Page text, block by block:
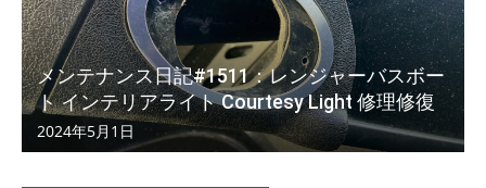
メンテナンス日記#1511：レンジャーバスボー
ト インテリアライト Courtesy Light 修理修復
2024年5月1日